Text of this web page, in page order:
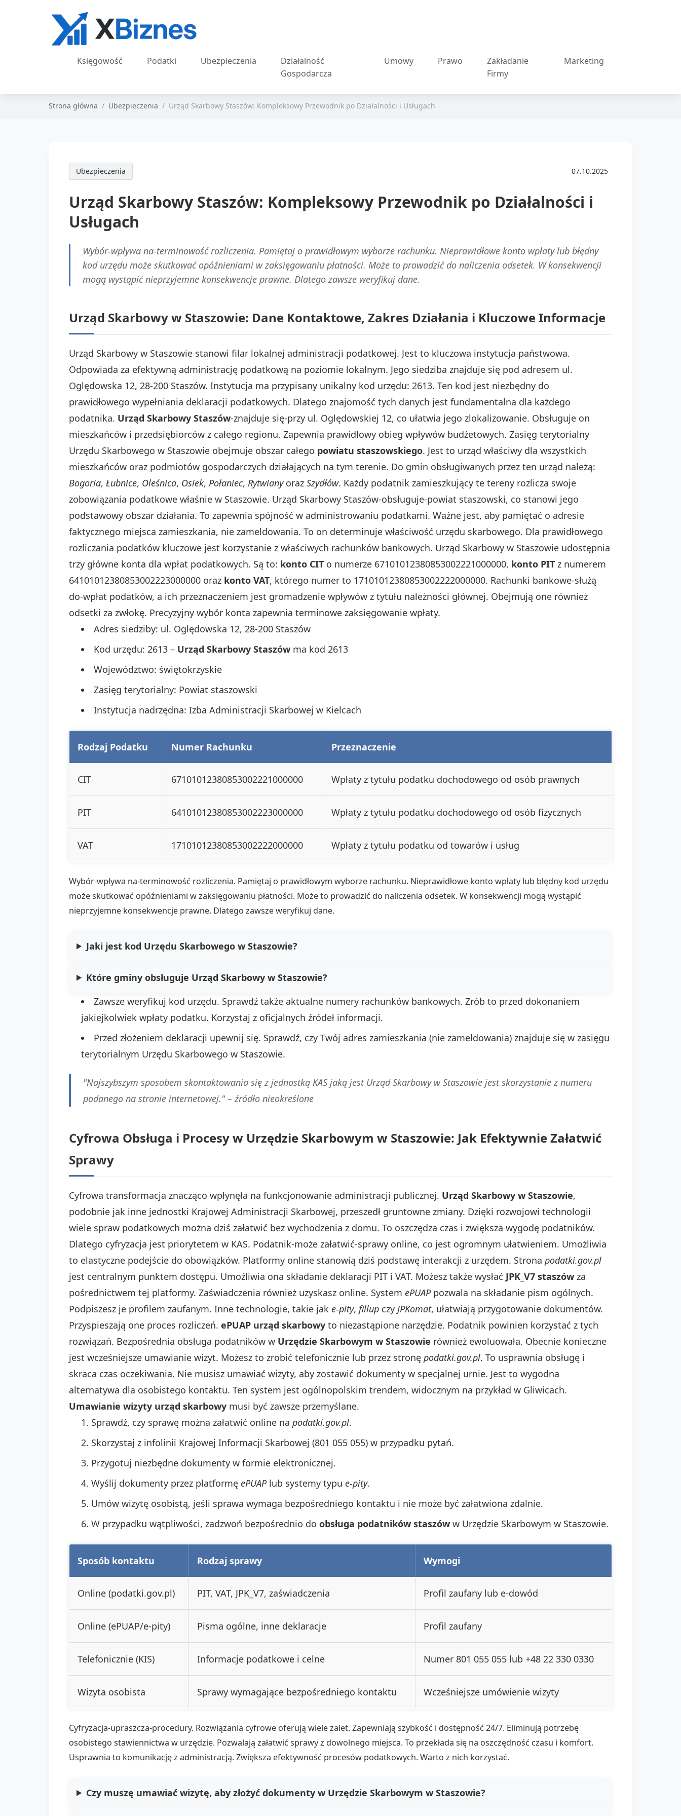
Księgowość Podatki Ubezpieczenia
Działalność
Gospodarcza
Umowy Prawo
Zakładanie
Firmy
Marketing
Strona główna Ubezpieczenia Urząd Skarbowy Staszów: Kompleksowy Przewodnik po Działalności i Usługach
Ubezpieczenia 07.10.2025
Urząd Skarbowy Staszów: Kompleksowy Przewodnik po Działalności i
Usługach
Wybór-wpływa na-terminowość rozliczenia. Pamiętaj o prawidłowym wyborze rachunku. Nieprawidłowe konto wpłaty lub błędny
kod urzędu może skutkować opóźnieniami w zaksięgowaniu płatności. Może to prowadzić do naliczenia odsetek. W konsekwencji
mogą wystąpić nieprzyjemne konsekwencje prawne. Dlatego zawsze weryfikuj dane.
Urząd Skarbowy w Staszowie: Dane Kontaktowe, Zakres Działania i Kluczowe Informacje
Urząd Skarbowy w Staszowie stanowi filar lokalnej administracji podatkowej. Jest to kluczowa instytucja państwowa.
Odpowiada za efektywną administrację podatkową na poziomie lokalnym. Jego siedziba znajduje się pod adresem ul.
Oględowska 12, 28-200 Staszów. Instytucja ma przypisany unikalny kod urzędu: 2613. Ten kod jest niezbędny do
prawidłowego wypełniania deklaracji podatkowych. Dlatego znajomość tych danych jest fundamentalna dla każdego
podatnika. Urząd Skarbowy Staszów-znajduje się-przy ul. Oględowskiej 12, co ułatwia jego zlokalizowanie. Obsługuje on
mieszkańców i przedsiębiorców z całego regionu. Zapewnia prawidłowy obieg wpływów budżetowych. Zasięg terytorialny
Urzędu Skarbowego w Staszowie obejmuje obszar całego powiatu staszowskiego. Jest to urząd właściwy dla wszystkich
mieszkańców oraz podmiotów gospodarczych działających na tym terenie. Do gmin obsługiwanych przez ten urząd należą:
Bogoria, Łubnice, Oleśnica, Osiek, Połaniec, Rytwianyoraz Szydłów. Każdy podatnik zamieszkujący te tereny rozlicza swoje
zobowiązania podatkowe właśnie w Staszowie. Urząd Skarbowy Staszów-obsługuje-powiat staszowski, co stanowi jego
podstawowy obszar działania. To zapewnia spójność w administrowaniu podatkami. Ważne jest, aby pamiętać o adresie
faktycznego miejsca zamieszkania, nie zameldowania. To on determinuje właściwość urzędu skarbowego. Dla prawidłowego
rozliczania podatków kluczowe jest korzystanie z właściwych rachunków bankowych. Urząd Skarbowy w Staszowie udostępnia
trzy główne konta dla wpłat podatkowych. Są to: konto CIT o numerze 67101012380853002221000000, konto PIT z numerem
64101012380853002223000000 oraz konto VAT, którego numer to 17101012380853002222000000. Rachunki bankowe-służą
do-wpłat podatków, a ich przeznaczeniem jest gromadzenie wpływów z tytułu należności głównej. Obejmują one również
odsetki za zwłokę. Precyzyjny wybór konta zapewnia terminowe zaksięgowanie wpłaty.
Adres siedziby: ul. Oględowska 12, 28-200 Staszów
Kod urzędu: 2613 – Urząd Skarbowy Staszów ma kod 2613
Województwo: świętokrzyskie
Zasięg terytorialny: Powiat staszowski
Instytucja nadrzędna: Izba Administracji Skarbowej w Kielcach
Rodzaj Podatku Numer Rachunku Przeznaczenie
CIT 67101012380853002221000000 Wpłaty z tytułu podatku dochodowego od osób prawnych
PIT 64101012380853002223000000 Wpłaty z tytułu podatku dochodowego od osób fizycznych
VAT 17101012380853002222000000 Wpłaty z tytułu podatku od towarów i usług
Wybór-wpływa na-terminowość rozliczenia. Pamiętaj o prawidłowym wyborze rachunku. Nieprawidłowe konto wpłaty lub błędny kod urzędu
może skutkować opóźnieniami w zaksięgowaniu płatności. Może to prowadzić do naliczenia odsetek. W konsekwencji mogą wystąpić
nieprzyjemne konsekwencje prawne. Dlatego zawsze weryfikuj dane.
Jaki jest kod Urzędu Skarbowego w Staszowie?
Które gminy obsługuje Urząd Skarbowy w Staszowie?
Zawsze weryfikuj kod urzędu. Sprawdź także aktualne numery rachunków bankowych. Zrób to przed dokonaniem
jakiejkolwiek wpłaty podatku. Korzystaj z oficjalnych źródeł informacji.
Przed złożeniem deklaracji upewnij się. Sprawdź, czy Twój adres zamieszkania (nie zameldowania) znajduje się w zasięgu
terytorialnym Urzędu Skarbowego w Staszowie.
"Najszybszym sposobem skontaktowania się z jednostką KAS jaką jest Urząd Skarbowy w Staszowie jest skorzystanie z numeru
podanego na stronie internetowej." – źródło nieokreślone
Cyfrowa Obsługa i Procesy w Urzędzie Skarbowym w Staszowie: Jak Efektywnie Załatwić
Sprawy
Cyfrowa transformacja znacząco wpłynęła na funkcjonowanie administracji publicznej. Urząd Skarbowy w Staszowie,
podobnie jak inne jednostki Krajowej Administracji Skarbowej, przeszedł gruntowne zmiany. Dzięki rozwojowi technologii
wiele spraw podatkowych można dziś załatwić bez wychodzenia z domu. To oszczędza czas i zwiększa wygodę podatników.
Dlatego cyfryzacja jest priorytetem w KAS. Podatnik-może załatwić-sprawy online, co jest ogromnym ułatwieniem. Umożliwia
to elastyczne podejście do obowiązków. Platformy online stanowią dziś podstawę interakcji z urzędem. Strona podatki.gov.pl
jest centralnym punktem dostępu. Umożliwia ona składanie deklaracji PIT i VAT. Możesz także wysłać JPK_V7 staszów za
pośrednictwem tej platformy. Zaświadczenia również uzyskasz online. System ePUAPpozwala na składanie pism ogólnych.
Podpiszesz je profilem zaufanym. Inne technologie, takie jak e-pity, fillup czy JPKomat, ułatwiają przygotowanie dokumentów.
Przyspieszają one proces rozliczeń. ePUAP urząd skarbowy to niezastąpione narzędzie. Podatnik powinien korzystać z tych
rozwiązań. Bezpośrednia obsługa podatników w Urzędzie Skarbowym w Staszowie również ewoluowała. Obecnie konieczne
jest wcześniejsze umawianie wizyt. Możesz to zrobić telefonicznie lub przez stronę podatki.gov.pl. To usprawnia obsługę i
skraca czas oczekiwania. Nie musisz umawiać wizyty, aby zostawić dokumenty w specjalnej urnie. Jest to wygodna
alternatywa dla osobistego kontaktu. Ten system jest ogólnopolskim trendem, widocznym na przykład w Gliwicach.
Umawianie wizyty urząd skarbowy musi być zawsze przemyślane.
Sprawdź, czy sprawę można załatwić online na podatki.gov.pl.
Skorzystaj z infolinii Krajowej Informacji Skarbowej (801 055 055) w przypadku pytań.
Przygotuj niezbędne dokumenty w formie elektronicznej.
Wyślij dokumenty przez platformę ePUAPlub systemy typu e-pity.
Umów wizytę osobistą, jeśli sprawa wymaga bezpośredniego kontaktu i nie może być załatwiona zdalnie.
W przypadku wątpliwości, zadzwoń bezpośrednio do obsługa podatników staszów w Urzędzie Skarbowym w Staszowie.
Sposób kontaktu Rodzaj sprawy Wymogi
Online (podatki.gov.pl) PIT, VAT, JPK_V7, zaświadczenia Profil zaufany lub e-dowód
Online (ePUAP/e-pity) Pisma ogólne, inne deklaracje Profil zaufany
Telefonicznie (KIS) Informacje podatkowe i celne Numer 801 055 055 lub +48 22 330 0330
Wizyta osobista Sprawy wymagające bezpośredniego kontaktu Wcześniejsze umówienie wizyty
Cyfryzacja-upraszcza-procedury. Rozwiązania cyfrowe oferują wiele zalet. Zapewniają szybkość i dostępność 24/7. Eliminują potrzebę
osobistego stawiennictwa w urzędzie. Pozwalają załatwić sprawy z dowolnego miejsca. To przekłada się na oszczędność czasu i komfort.
Usprawnia to komunikację z administracją. Zwiększa efektywność procesów podatkowych. Warto z nich korzystać.
Czy muszę umawiać wizytę, aby złożyć dokumenty w Urzędzie Skarbowym w Staszowie?